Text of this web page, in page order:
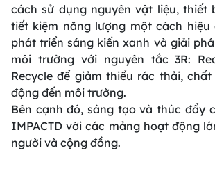
cách sử dụng nguyên vật liệu, thiết
tiết kiệm năng lượng một cách hiệu
phát triển sáng kiến xanh và giải
môi trường với nguyên tắc 3R:
Recycle để giảm thiểu rác thải,
động đến môi trường.
Bên cạnh đó, sáng tạo và thúc đẩy
IMPACTD với các mảng hoạt động
người và cộng đồng.